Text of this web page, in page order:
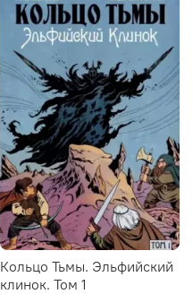
Кольцо Тьмы. Эльфийский
клинок. Том 1